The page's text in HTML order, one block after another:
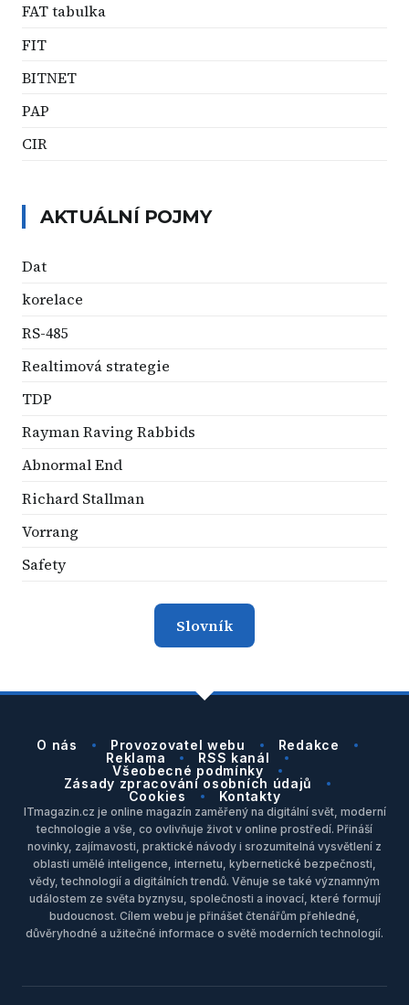
FAT tabulka
FIT
BITNET
PAP
CIR
AKTUÁLNÍ POJMY
Dat
korelace
RS-485
Realtimová strategie
TDP
Rayman Raving Rabbids
Abnormal End
Richard Stallman
Vorrang
Safety
Slovník
O nás Provozovatel webu
Redakce
Reklama
RSS kanál
Všeobecné podmínky
Zásady zpracování osobních údajů
Cookies
Kontakty
ITmagazin.cz je online magazín zaměřený na digitální svět, moderní
technologie a vše, co ovlivňuje život v online prostředí. Přináší
novinky, zajímavosti, praktické návody i srozumitelná vysvětlení z
oblasti umělé inteligence, internetu, kybernetické bezpečnosti,
vědy, technologií a digitálních trendů. Věnuje se také významným
událostem ze světa byznysu, společnosti a inovací, které formují
budoucnost. Cílem webu je přinášet čtenářům přehledné,
důvěryhodné a užitečné informace o světě moderních technologií.